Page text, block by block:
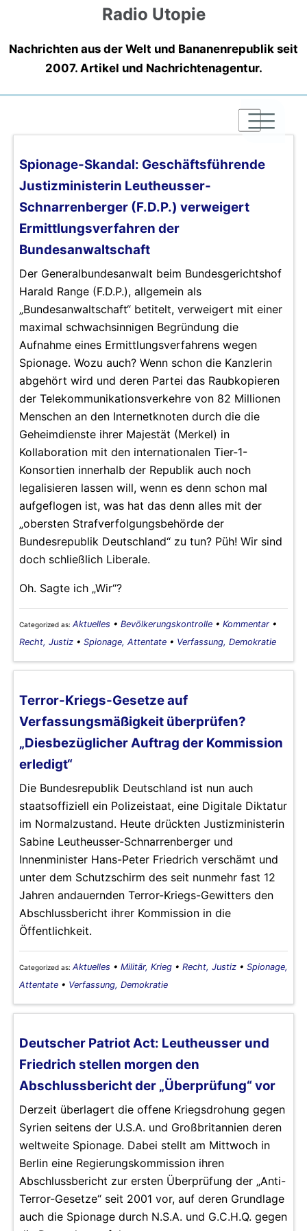
Radio Utopie
Nachrichten aus der Welt und Bananenrepublik seit
2007. Artikel und Nachrichtenagentur.
|
|
|
Spionage-Skandal: Geschäftsführende
Justizministerin Leutheusser-
Schnarrenberger (F.D.P.) verweigert
Ermittlungsverfahren der
Bundesanwaltschaft
Der Generalbundesanwalt beim Bundesgerichtshof
Harald Range (F.D.P.), allgemein als
„Bundesanwaltschaft“ betitelt, verweigert mit einer
maximal schwachsinnigen Begründung die
Aufnahme eines Ermittlungsverfahrens wegen
Spionage. Wozu auch? Wenn schon die Kanzlerin
abgehört wird und deren Partei das Raubkopieren
der Telekommunikationsverkehre von 82 Millionen
Menschen an den Internetknoten durch die die
Geheimdienste ihrer Majestät (Merkel) in
Kollaboration mit den internationalen Tier-1-
Konsortien innerhalb der Republik auch noch
legalisieren lassen will, wenn es denn schon mal
aufgeflogen ist, was hat das denn alles mit der
„obersten Strafverfolgungsbehörde der
Bundesrepublik Deutschland“ zu tun? Püh! Wir sind
doch schließlich Liberale.
Oh. Sagte ich „Wir“?
Categorized as: Aktuelles • Bevölkerungskontrolle • Kommentar •
Recht, Justiz • Spionage, Attentate • Verfassung, Demokratie
Terror-Kriegs-Gesetze auf
Verfassungsmäßigkeit überprüfen?
„Diesbezüglicher Auftrag der Kommission
erledigt“
Die Bundesrepublik Deutschland ist nun auch
staatsoffiziell ein Polizeistaat, eine Digitale Diktatur
im Normalzustand. Heute drückten Justizministerin
Sabine Leutheusser-Schnarrenberger und
Innenminister Hans-Peter Friedrich verschämt und
unter dem Schutzschirm des seit nunmehr fast 12
Jahren andauernden Terror-Kriegs-Gewitters den
Abschlussbericht ihrer Kommission in die
Öffentlichkeit.
Categorized as: Aktuelles • Militär, Krieg • Recht, Justiz • Spionage,
Attentate • Verfassung, Demokratie
Deutscher Patriot Act: Leutheusser und
Friedrich stellen morgen den
Abschlussbericht der „Überprüfung“ vor
Derzeit überlagert die offene Kriegsdrohung gegen
Syrien seitens der U.S.A. und Großbritannien deren
weltweite Spionage. Dabei stellt am Mittwoch in
Berlin eine Regierungskommission ihren
Abschlussbericht zur ersten Überprüfung der „Anti-
Terror-Gesetze“ seit 2001 vor, auf deren Grundlage
auch die Spionage durch N.S.A. und G.C.H.Q. gegen